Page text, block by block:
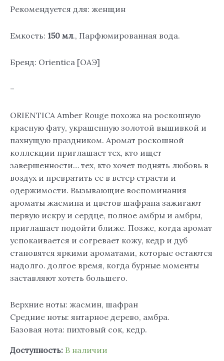
Рекомендуется для: женщин
Емкость: 150 мл., Парфюмированная вода.
Бренд: Orientica [ОАЭ]
–
ORIENTICA Amber Rouge похожа на роскошную
красную фату, украшенную золотой вышивкой и
пахнущую праздником. Аромат роскошной
коллекции приглашает тех, кто ищет
завершенности… тех, кто хочет поднять любовь в
воздух и превратить ее в ветер страсти и
одержимости. Вызывающие воспоминания
ароматы жасмина и цветов шафрана зажигают
первую искру и сердце, полное амбры и амбры,
приглашает подойти ближе. Позже, когда аромат
успокаивается и согревает кожу, кедр и дуб
становятся яркими ароматами, которые остаются
надолго. долгое время, когда бурные моменты
заставляют хотеть большего.
Верхние ноты: жасмин, шафран
Средние ноты: янтарное дерево, амбра.
Базовая нота: пихтовый сок, кедр.
Доступность: В наличии